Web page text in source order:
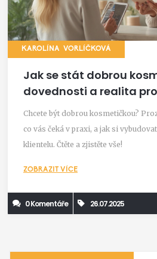
KAROLÍNA VORLÍČKOVÁ
Jak se stát dobrou
dovednosti a realita
Chcete být dobrou kosmetičkou?
co vás čeká v praxi, a jak si
klientelu. Čtěte a zjistěte vše!
ZOBRAZIT VÍCE
0 Komentáře 26.07.2025